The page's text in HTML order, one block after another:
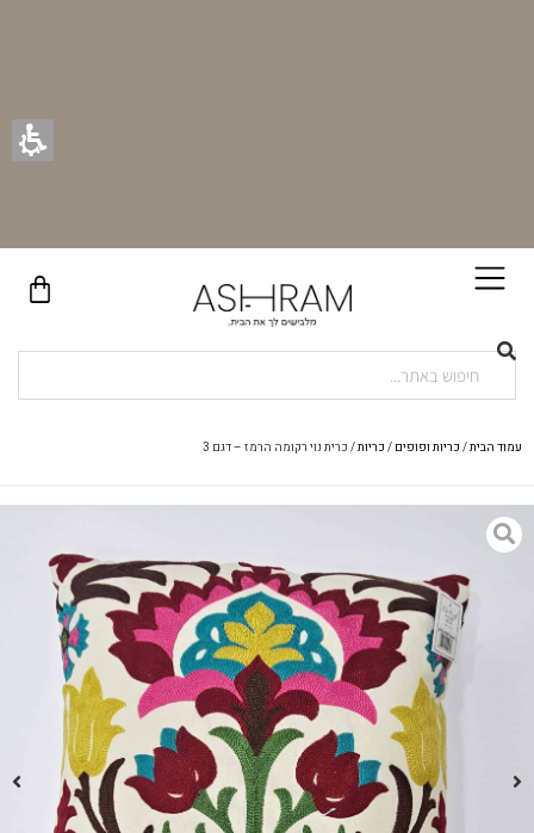
עמוד הבית/ כריות ופופים / כריות/ כרית נוי רקומה הרמז – דגם 3